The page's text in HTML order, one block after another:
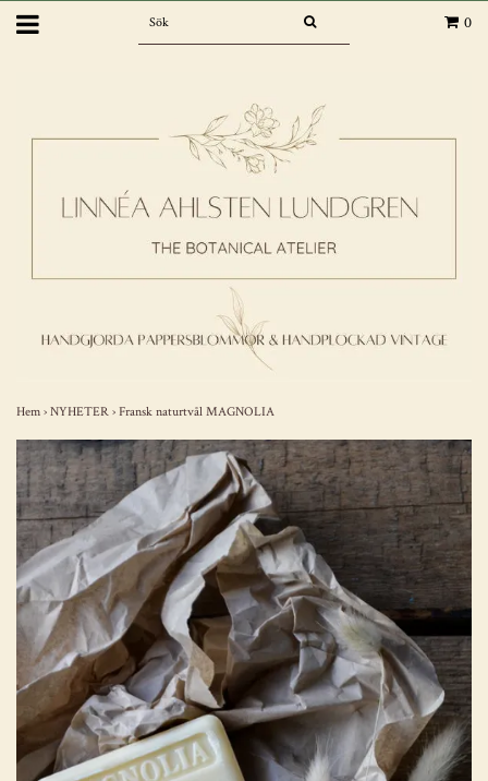
0
Hem › NYHETER › Fransk naturtvål MAGNOLIA